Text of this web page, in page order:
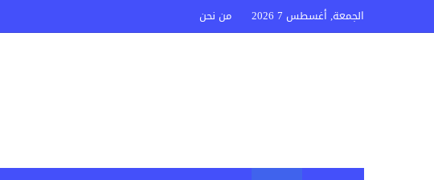
الجمعة, أغسطس 7 2026 من نحن